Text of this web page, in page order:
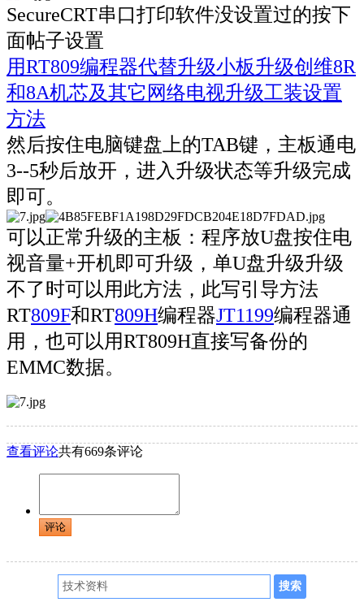
SecureCRT串口打印软件没设置过的按下
面帖子设置
用RT809编程器代替升级小板升级创维8R
和8A机芯及其它网络电视升级工装设置
方法
然后按住电脑键盘上的TAB键，主板通电
3--5秒后放开，进入升级状态等升级完成
即可。
可以正常升级的主板：程序放U盘按住电
视音量+开机即可升级，单U盘升级升级
不了时可以用此方法，此写引导方法
RT809F和RT809H编程器JT1199编程器通
用，也可以用RT809H直接写备份的
EMMC数据。
查看评论共有669条评论
评论